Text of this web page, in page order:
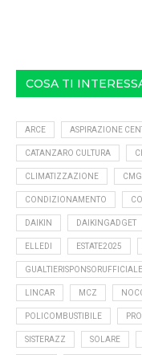
COSA TI
ARCE ASPIRAZIONE
CATANZARO CULTURA
CLIMATIZZAZIONE CMG
CONDIZIONAMENTO
DAIKIN DAIKINGADGET
ELLEDI ESTATE2025
GUALTIERISPONSORUFFICIALE
LINCAR MCZ
POLICOMBUSTIBILE
SISTERAZZ SOLARE